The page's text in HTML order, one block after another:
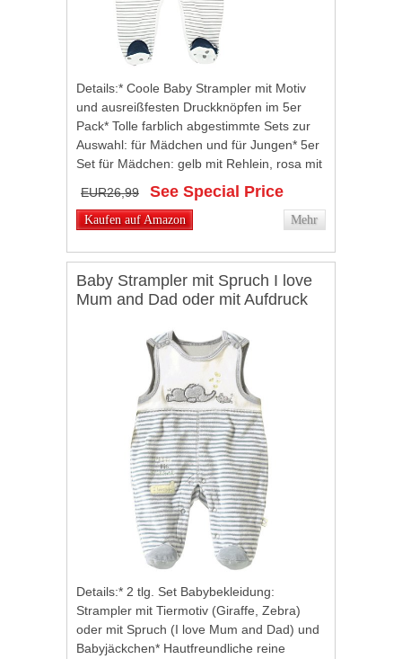
Details:* Coole Baby Strampler mit Motiv
und ausreißfesten Druckknöpfen im 5er
Pack* Tolle farblich abgestimmte Sets zur
Auswahl: für Mädchen und für Jungen* 5er
Set für Mädchen: gelb mit Rehlein, rosa mit
Schäfchen, grün mit Häschen,...
EUR26,99 See Special Price
Kaufen auf Amazon Mehr
Baby Strampler mit Spruch I love
Mum and Dad oder mit Aufdruck
Farbe: Dino Grün, Größe: 62
Details:* 2 tlg. Set Babybekleidung:
Strampler mit Tiermotiv (Giraffe, Zebra)
oder mit Spruch (I love Mum and Dad) und
Babyjäckchen* Hautfreundliche reine